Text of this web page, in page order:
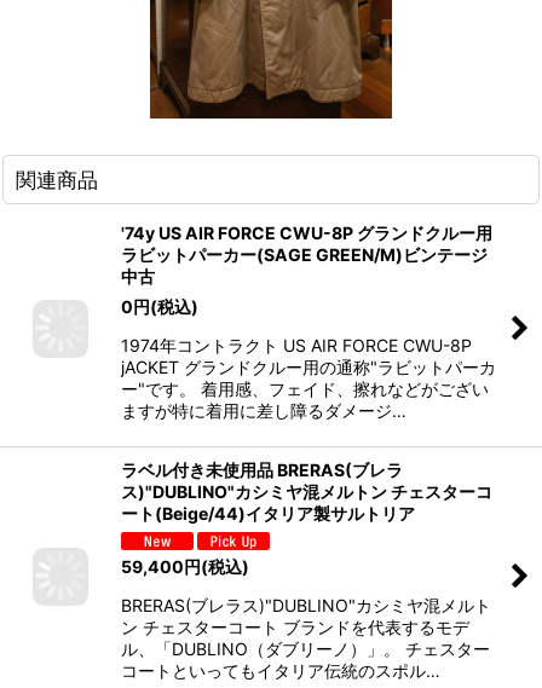
関連商品
'74y US AIR FORCE CWU-8P グランドクルー用
ラビットパーカー(SAGE GREEN/M)ビンテージ
中古
0円(税込)
1974年コントラクト US AIR FORCE CWU-8P
jACKET グランドクルー用の通称"ラビットパーカ
ー"です。 着用感、フェイド、擦れなどがござい
ますが特に着用に差し障るダメージ…
ラベル付き未使用品 BRERAS(ブレラ
ス)"DUBLINO"カシミヤ混メルトン チェスターコ
ート(Beige/44)イタリア製サルトリア
59,400円(税込)
BRERAS(ブレラス)"DUBLINO"カシミヤ混メルト
ン チェスターコート ブランドを代表するモデ
ル、「DUBLINO（ダブリーノ）」。 チェスター
コートといってもイタリア伝統のスポル…